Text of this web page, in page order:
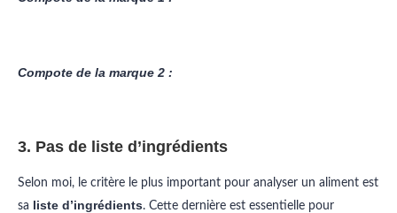
Compote de la marque 2 :
3. Pas de liste d’ingrédients
Selon moi, le critère le plus important pour analyser un aliment est
sa liste d’ingrédients. Cette dernière est essentielle pour